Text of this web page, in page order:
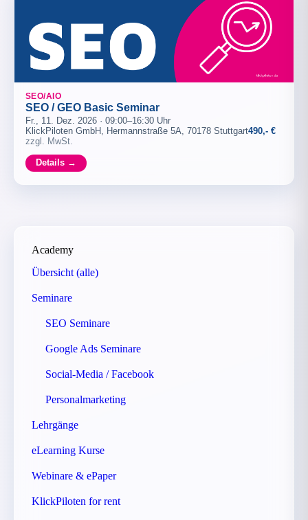
SEO/AIO
SEO / GEO Basic Seminar
Fr., 11. Dez. 2026 · 09:00–16:30 Uhr
KlickPiloten GmbH, Hermannstraße 5A, 70178 Stuttgart490,- €
zzgl. MwSt.
Details →
Academy
Übersicht (alle)
Seminare
SEO Seminare
Google Ads Seminare
Social-Media / Facebook
Personalmarketing
Lehrgänge
eLearning Kurse
Webinare & ePaper
KlickPiloten for rent